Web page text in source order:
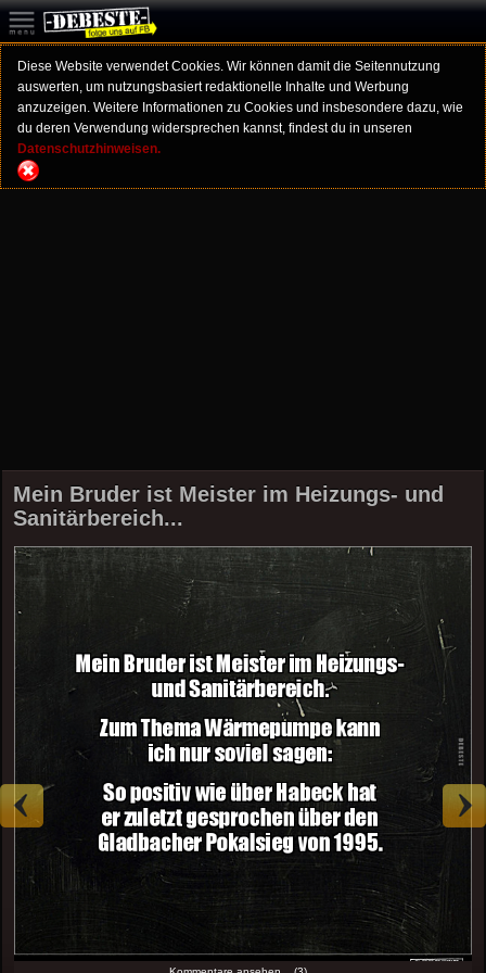
Diese Website verwendet Cookies. Wir können damit die Seitennutzung
auswerten, um nutzungsbasiert redaktionelle Inhalte und Werbung
anzuzeigen. Weitere Informationen zu Cookies und insbesondere dazu, wie
du deren Verwendung widersprechen kannst, findest du in unseren
Datenschutzhinweisen.
Mein Bruder ist Meister im Heizungs- und
Sanitärbereich...